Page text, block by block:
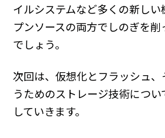
イルシステムなど多くの新し
プンソースの両方でしのぎを削
でしょう。
次回は、仮想化とフラッシュ
うためのストレージ技術につ
していきます。